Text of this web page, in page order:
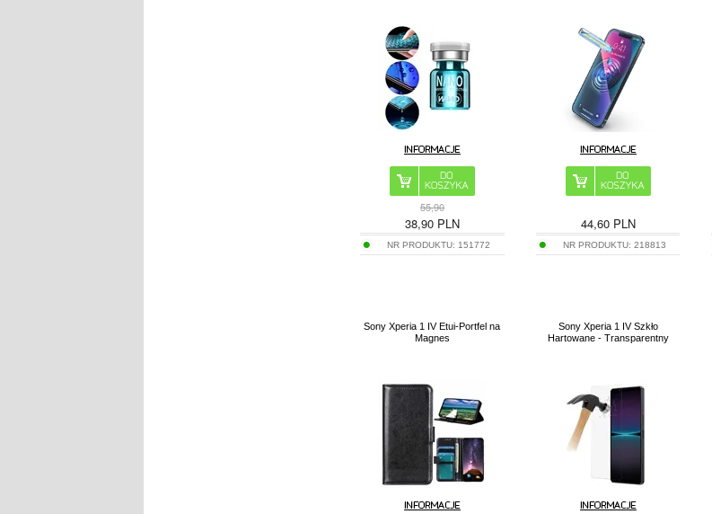
55,90
38,90PLN
NR PRODUKTU: 151772
44,60PLN
NR PRODUKTU:218813
Sony Xperia 1 IV Etui-Portfel na
Magnes
Sony Xperia 1 IV Szkło
Hartowane - Transparentny